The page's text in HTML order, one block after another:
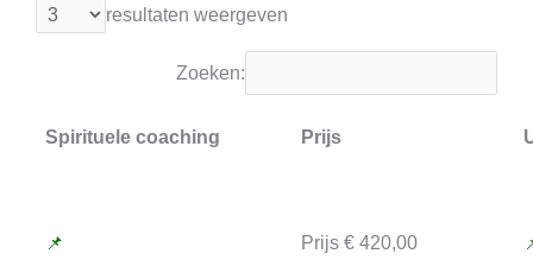
resultaten weergeven
Zoeken:
Spirituele coaching Prijs
📌
Prijs € 420,00